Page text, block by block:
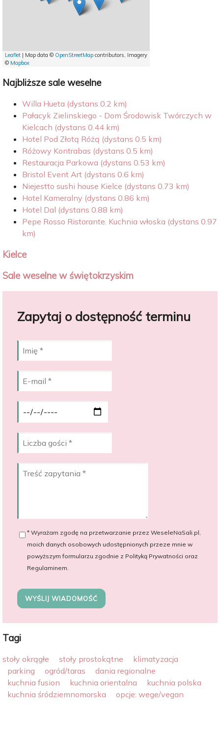
Leaflet | Map data © OpenStreetMap contributors, Imagery
© Mapbox
Najbliższe sale weselne
Willa Hueta (dystans 0.2 km)
Pałacyk Zielinskiego - Dom Środowisk Twórczych w
Kielcach (dystans 0.44 km)
Hotel Pod Złotą Różą (dystans 0.5 km)
Różowy Kontrabas (dystans 0.5 km)
Restauracja Parkowa (dystans 0.53 km)
Bristol Event Art (dystans 0.6 km)
Niejestto sushi house Kielce (dystans 0.73 km)
Hotel Kameralny (dystans 0.86 km)
Hotel Dal (dystans 0.88 km)
Pepe Rosso Ristorante. Kuchnia włoska (dystans 0.97
km)
Kielce
Sale weselne w świętokrzyskim
Zapytaj o dostępność terminu
* Wyrażam zgodę na przetwarzanie przez WeseleNaSali.pl,
moich danych osobowych udostępnionych przeze mnie w
powyższym formularzu zgodnie z Polityką Prywatności oraz
Regulaminem.
WYŚLIJ WIADOMOŚĆ
Tagi
stoły okrągłe stoły prostokątne
klimatyzacja
parking
ogród/taras
dania regionalne
kuchnia fusion
kuchnia orientalna
kuchnia polska
kuchnia śródziemnomorska
opcje: wege/vegan